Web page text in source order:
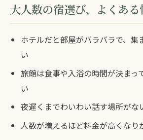
大人数の宿選び、よくある
ホテルだと部屋がバラバラで、集
い
旅館は食事や入浴の時間が決まっ
い
夜遅くまでわいわい話す場所がな
人数が増えるほど料金が高くなり